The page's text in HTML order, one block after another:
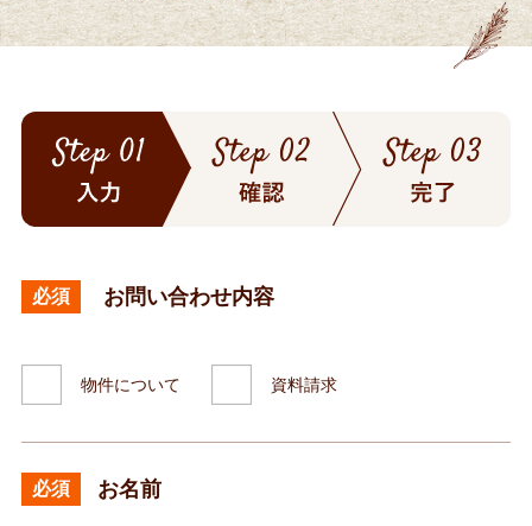
必須 お問い合わせ内容
物件について 資料請求
必須 お名前